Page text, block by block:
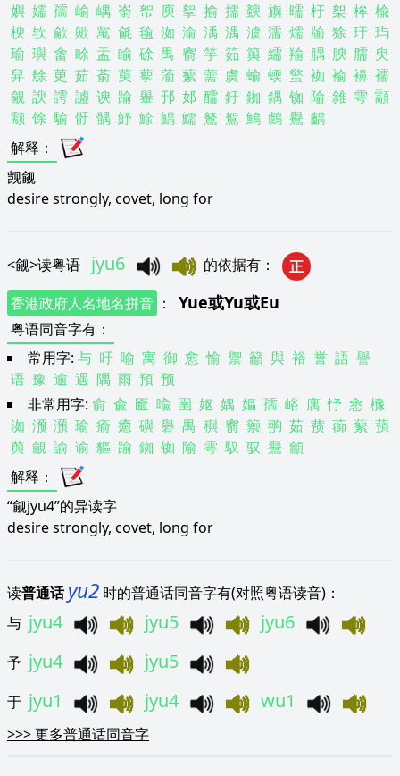
嬩 嬬 孺 崳 嵎 嵛 帤 庾 挐 揄 擩 斔 旟 曘 杅 桇 桙 楡
楰 欤 歈 歟 歶 毹 毺 洳 渝 渪 湡 澞 濡 燸 牏 狳 玗 玙
瑜 璵 畬 畭 盂 睮 硢 禺 窬 竽 筎 籅 繻 羭 腢 腴 臑 臾
舁 艅 茰 茹 萮 萸 蒘 蕍 蕠 薷 虞 蝓 蝡 螸 袽 褕 襣 襦
覦 諛 謣 譃 谀 踰 轝 邘 邚 醹 釪 銣 鍝 铷 隃 雓 雩 顬
颥 馀 騟 骬 髃 魣 鮽 鰅 鱬 鴑 鴽 鷠 鸆 鸒 齵
解释 ：
觊觎
desire strongly, covet, long for
<觎>读粤语 jyu6 的依据有 ：
正
香港政府人名地名拼音 ： Yue或Yu或Eu
粤语同音字有 ：
常用字: 与 吁 喻 寓 御 愈 愉 禦 籲 與 裕 誉 語 譽
语 豫 逾 遇 隅 雨 預 预
非常用字: 俞 兪 匬 喩 圉 妪 媀 嫗 孺 峪 庽 忬 悆 櫲
洳 滪 澦 瑜 瘉 癒 礖 礜 禺 穥 窬 籞 翑 茹 蓣 蓹 蕠 蕷
藇 覦 諭 谕 貙 踰 銣 铷 隃 雩 馭 驭 鸒 龥
解释 ：
“觎jyu4”的异读字
desire strongly, covet, long for
读普通话 yu2 时的普通话同音字有(对照粤语读音)：
与 jyu4 jyu5 jyu6
予 jyu4 jyu5
于 jyu1 jyu4 wu1
>>>更多普通话同音字